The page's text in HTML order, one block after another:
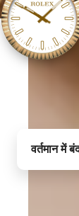
वर्तमान में